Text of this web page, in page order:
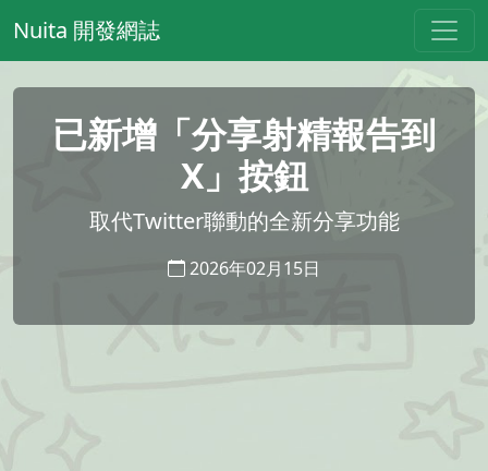
Nuita 開發網誌
已新增「分享射精報告到
X」按鈕
取代Twitter聯動的全新分享功能
2026年02月15日